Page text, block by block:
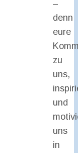
–
denn
eure
zu
uns,
und
uns
in